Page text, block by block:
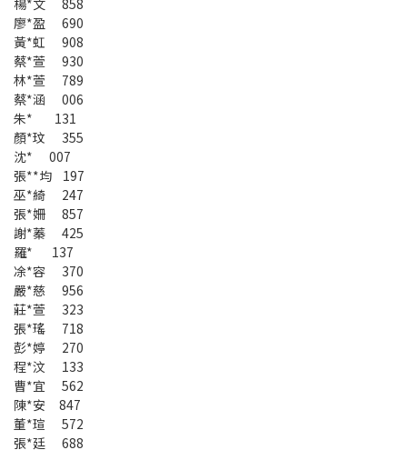
楊*文 858
廖*盈 690
黃*虹 908
蔡*萱 930
林*萱 789
蔡*涵 006
朱* 131
顏*玟 355
沈* 007
張**均 197
巫*綺 247
張*姍 857
謝*蓁 425
羅* 137
凃*容 370
嚴*慈 956
莊*萱 323
張*瑤 718
彭*婷 270
程*汶 133
曹*宜 562
陳*安 847
董*瑄 572
張*廷 688